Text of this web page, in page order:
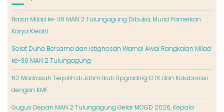
Bazar Milad ke-36 MAN 2 Tulungagung Dibuka, Murid Pamerkan
Karya Kreatif
Solat Duha Bersama dan Istighosah Warnai Awal Rangkaian Milad
ke-36 MAN 2 Tulungagung
62 Madrasah Terpilih di Jatim Ikuti Upgrading GTK dan Kolaborasi
dengan KMF
Gugus Depan MAN 2 Tulungagung Gelar MOGD 2026, Kepala